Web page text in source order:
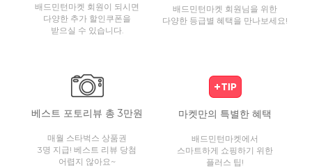
배드민턴마켓 회원이 되시면
다양한 추가 할인쿠폰을
받으실 수 있습니다.
배드민턴마켓 회원님을 위한
다양한 등급별 혜택을 만나보세요!
베스트 포토리뷰 총 3만원
매월 스타벅스 상품권
3명 지급! 베스트 리뷰 당첨
어렵지 않아요~
마켓만의 특별한 혜택
배드민턴마켓에서
스마트하게 쇼핑하기 위한
플러스 팁!